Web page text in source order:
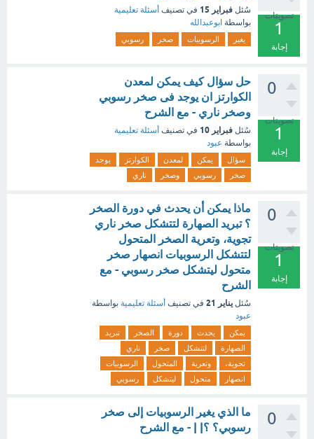
تصويتات
1
إجابة
سُئل فبراير 15 في تصنيف أسئلة تعليمية
بواسطة ابوعبدالله
يغير الرسوبيات صخر رسوبي
0
تصويتات
1
إجابة
حل سؤال كيف يمكن لمعدن
الكوارتز ان يوجد فى صخر رسوبي
وصخر ناري - مع الشرح
سُئل فبراير 10 في تصنيف أسئلة تعليمية
بواسطة عبود
سؤال يمكن لمعدن الكوارتز
يوجد
صخر
رسوبي وصخر ناري
0
تصويتات
1
إجابة
ماذا يمكن أن يحدث في دورة الصخر
؟ تبريد الصهارة لتتشكل صخر ناري
تجوية، وتعرية الصخر المتحول
لتتشكل الرسوبيات انصهار صخر
متحول ليتشكل صخر رسوبي - مع
الشرح
سُئل يناير 21 في تصنيف أسئلة تعليمية بواسطة
عبود
يمكن يحدث دورة الصخر
تبريد
الصهارة
لتتشكل صخر
ناري
تجوية،
وتعرية المتحول
الرسوبيات
انصهار
متحول ليتشكل رسوبي
0
ما الذي يغير الرسوبيات إلى صخر
رسوبي؟ ؟| | - مع الشرح